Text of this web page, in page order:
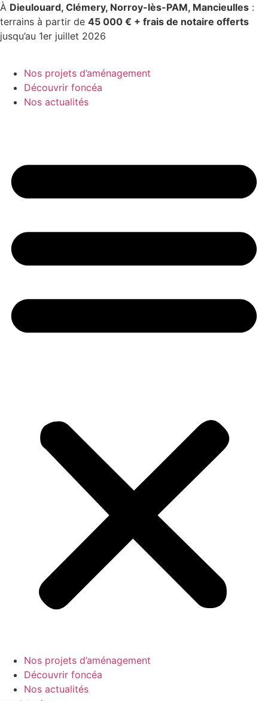
Skip
to
content
À Dieulouard, Clémery, Norroy-lès-PAM, Mancieulles :
terrains à partir de 45 000 € + frais de notaire offerts
jusqu’au 1er juillet 2026
Nos projets d’aménagement
Découvrir foncéa
Nos actualités
Nos projets d’aménagement
Découvrir foncéa
Nos actualités